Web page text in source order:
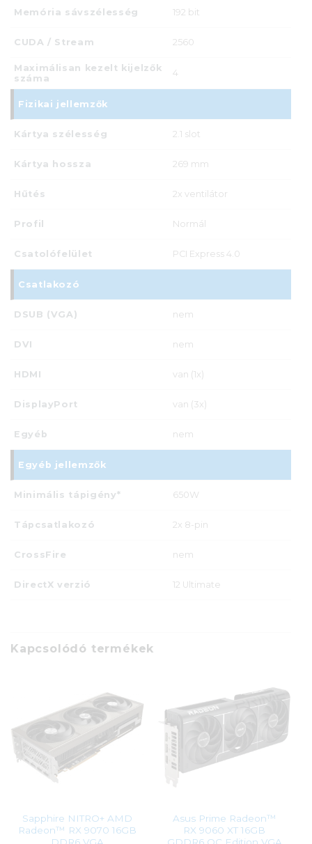
Memória sávszélesség 192 bit
CUDA / Stream 2560
Maximálisan kezelt kijelzők
száma
4
Fizikai jellemzők
Kártya szélesség 2.1 slot
Kártya hossza 269 mm
Hűtés 2x ventilátor
Profil Normál
Csatolófelület PCI Express 4.0
Csatlakozó
DSUB (VGA) nem
DVI nem
HDMI van (1x)
DisplayPort van (3x)
Egyéb nem
Egyéb jellemzők
Minimális tápigény* 650W
Tápcsatlakozó 2x 8-pin
CrossFire nem
DirectX verzió 12 Ultimate
Kapcsolódó termékek
Sapphire NITRO+ AMD
Radeon™ RX 9070 16GB
Asus Prime Radeon™
RX 9060 XT 16GB